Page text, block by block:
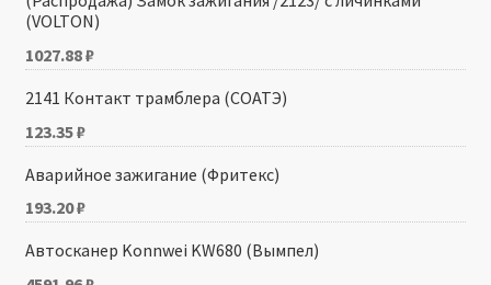
(VOLTON)
1027.88₽
2141 Контакт трамблера (СОАТЭ)
123.35₽
Аварийное зажигание (Фритекс)
193.20₽
Автосканер Konnwei KW680 (Вымпел)